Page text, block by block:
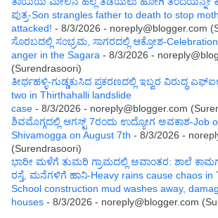
ಪುತ್ರ-Son strangles father to death to stop
attacked! - 8/3/2026 - noreply@blogger.com
ಸೊರಬದಲ್ಲಿ ಸಂಭ್ರಮ, ಸಾಗರದಲ್ಲಿ ಆಕ್ರೋಶ-Celebration
anger in the Sagara - 8/3/2026 -
(Surendrasoori)
ತೀರ್ಥಹಳ್ಳಿ-ಗುಡ್ಡಕುಸಿದ ಪ್ರಕರಣದಲ್ಲಿ ಇಬ್ವರ ವಿರುದ್ಧ
two in Thirthahalli landslide
case - 8/3/2026 - noreply@blogger.com
ಶಿವಮೊಗ್ಗದಲ್ಲಿ ಆಗಸ್ಟ್ 7ರಂದು ಉದ್ಯೋಗ ಅವಕಾಶ-Job
Shivamogga on August 7th - 8/3/2026 -
(Surendrasoori)
ಭಾರೀ ಮಳೆಗೆ ತುಮರಿ ಗ್ರಾಮದಲ್ಲಿ ಅವಾಂತರ: ಶಾಲೆ
ರಸ್ತೆ, ಮನೆಗಳಿಗೆ ಹಾನಿ-Heavy rains cause chaos in
School construction mud washes away,
houses - 8/3/2026 - noreply@blogger.com